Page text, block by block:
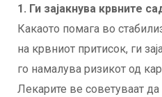
1. Ги зајакнува крвните
Какаото помага во
на крвниот притисок, ги
го намалува ризикот од
Лекарите ве советуваат